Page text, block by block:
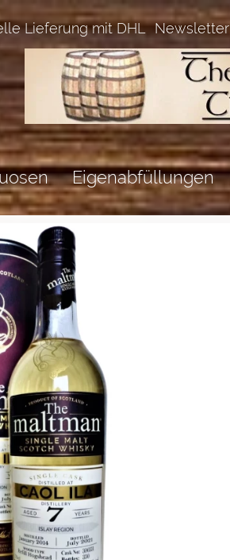
Lieferung mit DHL Newsletter
Eigenabfüllungen